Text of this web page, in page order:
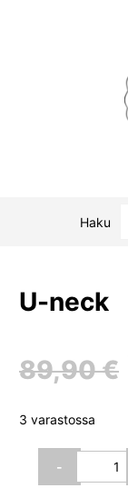
Haku
U-neck
89,90€
3 varastossa
-